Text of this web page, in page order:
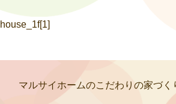
house_1f[1]
マルサイホームのこだわりの家づく